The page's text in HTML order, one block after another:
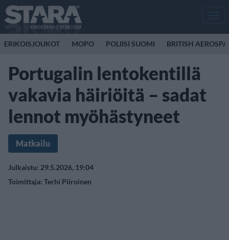
ERIKOISJOUKOT MOPO POLIISI SUOMI BRITISH
Portugalin lentokentillä
vakavia häiriöitä – sadat
lennot myöhästyneet
Matkailu
Julkaistu: 29.5.2026, 19:04
Toimittaja: Terhi Piiroinen